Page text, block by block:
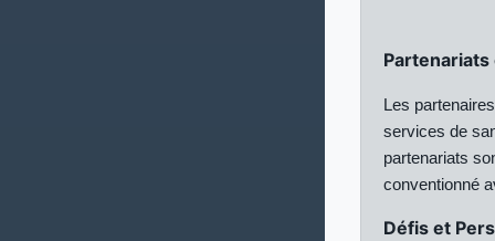
Les
services de
partenariats
conventionné
Défis et